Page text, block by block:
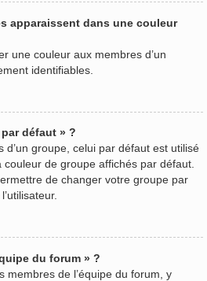
apparaissent dans une couleur
une couleur aux membres d’un
identifiables.
par défaut » ?
d’un groupe, celui par défaut est utilisé
de groupe affichés par défaut.
de changer votre groupe par
du forum » ?
membres de l’équipe du forum, y